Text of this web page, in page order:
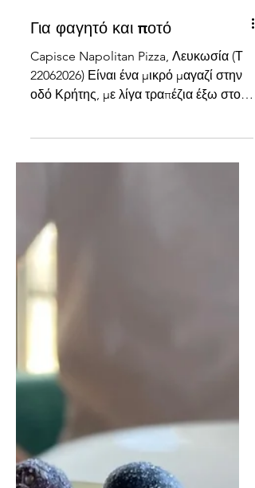
Για φαγητό και ποτό
Capisce Napolitan Pizza, Λευκωσία (Τ
οδό Κρήτης, με λίγα τραπέζια έξω στο
Προσπέρασα τις πιο κλασικές, τη
Roasted Marinara και τη Margherita και
(πικάντικη), την Iberico & Hot Honey και
την Burrata x Pesto di Basilico - αν και